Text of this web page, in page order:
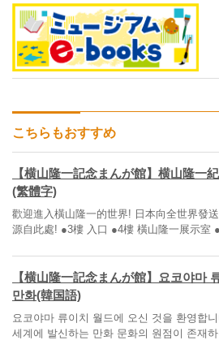
こちらもおすすめ
【横山隆一記念まんが館】横山隆一
(繁體字)
歡迎進入橫山隆一的世界! 日本向全世界發
源自此處! ●3樓 入口 ●4樓 橫山隆一展示室 ●
【横山隆一記念まんが館】요코야마
만화(韓国語)
요코야마 류이치 월드에 오신 것을 환영합
세계에 발신하는 만화 문화의 원점이 존재